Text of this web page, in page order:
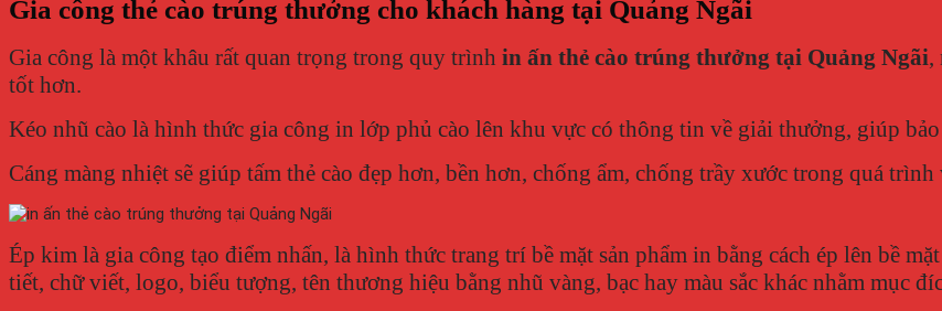
Gia công thẻ cào trúng thưởng cho khách hàng tại Quảng Ngãi
Gia công là một khâu rất quan trọng trong quy trình in ấn thẻ cào trúng thưởng tại Quảng Ngãi,
tốt hơn.
Kéo nhũ cào là hình thức gia công in lớp phủ cào lên khu vực có thông tin về giải thưởng, giúp
Cáng màng nhiệt sẽ giúp tấm thẻ cào đẹp hơn, bền hơn, chống ẩm, chống trầy xước trong quá trình
Ép kim là gia công tạo điểm nhấn, là hình thức trang trí bề mặt sản phẩm in bằng cách ép lên bề
tiết, chữ viết, logo, biểu tượng, tên thương hiệu bằng nhũ vàng, bạc hay màu sắc khác nhằm mục